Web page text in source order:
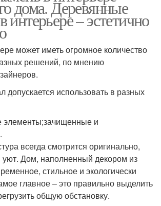
дома. Деревянные
интерьере – эстетично
может иметь огромное количество
решений, по мнению
допускается использовать в разных
элементы;зачищенные и
всегда смотрится оригинально,
уют. Дом, наполненный декором из
стильное и экологически
главное – это правильно выделить
общую обстановку.